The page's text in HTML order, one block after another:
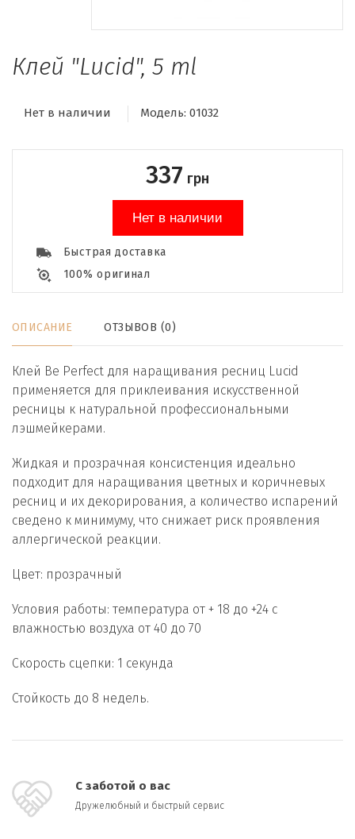
Клей "Lucid", 5 ml
Нет в наличии Модель: 01032
337 грн
Нет в наличии
Быстрая доставка
100% оригинал
ОПИСАНИЕ ОТЗЫВОВ (0)
Клей Be Perfect для наращивания ресниц Lucid
применяется для приклеивания искусственной
ресницы к натуральной профессиональными
лэшмейкерами.
Жидкая и прозрачная консистенция идеально
подходит для наращивания цветных и коричневых
ресниц и их декорирования, а количество испарений
сведено к минимуму, что снижает риск проявления
аллергической реакции.
Цвет: прозрачный
Условия работы: температура от + 18 до +24 с
влажностью воздуха от 40 до 70
Скорость сцепки: 1 секунда
Стойкость до 8 недель.
С заботой о вас
Дружелюбный и быстрый сервис